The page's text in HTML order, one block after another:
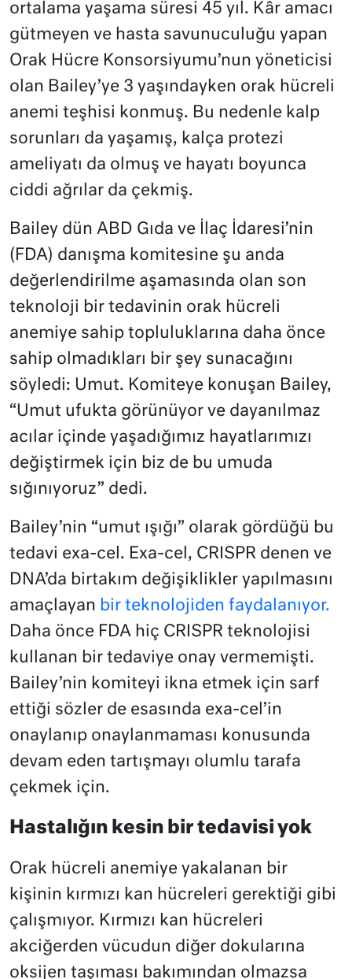
ortalama yaşama süresi 45 yıl. Kâr amacı
gütmeyen ve hasta savunuculuğu yapan
Orak Hücre Konsorsiyumu’nun yöneticisi
olan Bailey’ye 3 yaşındayken orak hücreli
anemi teşhisi konmuş. Bu nedenle kalp
sorunları da yaşamış, kalça protezi
ameliyatı da olmuş ve hayatı boyunca
ciddi ağrılar da çekmiş.
Bailey dün ABD Gıda ve İlaç İdaresi’nin
(FDA) danışma komitesine şu anda
değerlendirilme aşamasında olan son
teknoloji bir tedavinin orak hücreli
anemiye sahip topluluklarına daha önce
sahip olmadıkları bir şey sunacağını
söyledi: Umut. Komiteye konuşan Bailey,
“Umut ufukta görünüyor ve dayanılmaz
acılar içinde yaşadığımız hayatlarımızı
değiştirmek için biz de bu umuda
sığınıyoruz” dedi.
Bailey’nin “umut ışığı” olarak gördüğü bu
tedavi exa-cel. Exa-cel, CRISPR denen ve
DNA’da birtakım değişiklikler yapılmasını
amaçlayan bir teknolojiden faydalanıyor.
Daha önce FDA hiç CRISPR teknolojisi
kullanan bir tedaviye onay vermemişti.
Bailey’nin komiteyi ikna etmek için sarf
ettiği sözler de esasında exa-cel’in
onaylanıp onaylanmaması konusunda
devam eden tartışmayı olumlu tarafa
çekmek için.
Hastalığın kesin bir tedavisi yok
Orak hücreli anemiye yakalanan bir
kişinin kırmızı kan hücreleri gerektiği gibi
çalışmıyor. Kırmızı kan hücreleri
akciğerden vücudun diğer dokularına
oksijen taşıması bakımından olmazsa